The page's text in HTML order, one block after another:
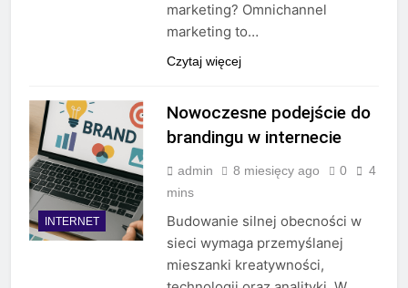
marketing? Omnichannel
marketing to…
Czytaj więcej
INTERNET
Nowoczesne podejście do
brandingu w internecie
admin 8 miesięcy ago 0
4
mins
Budowanie silnej obecności w
sieci wymaga przemyślanej
mieszanki kreatywności,